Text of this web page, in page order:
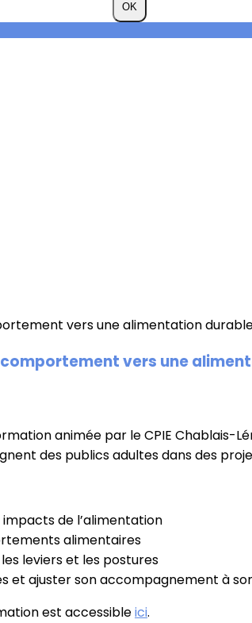
OK
vers une
animée par le CPIE Chablais-
des publics adultes dans des
de l’alimentation
alimentaires
leviers et les postures
et ajuster son accompagnement à
est accessibleici.